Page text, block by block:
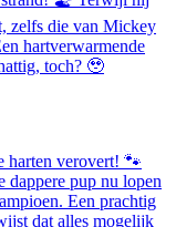
zelfs die van Mickey
hartverwarmende
toch? 🥹
harten verovert! 🐾
dappere pup nu lopen
Een prachtig
dat alles mogelijk